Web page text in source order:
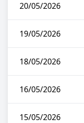
20/05/2026
19/05/2026
18/05/2026
16/05/2026
15/05/2026